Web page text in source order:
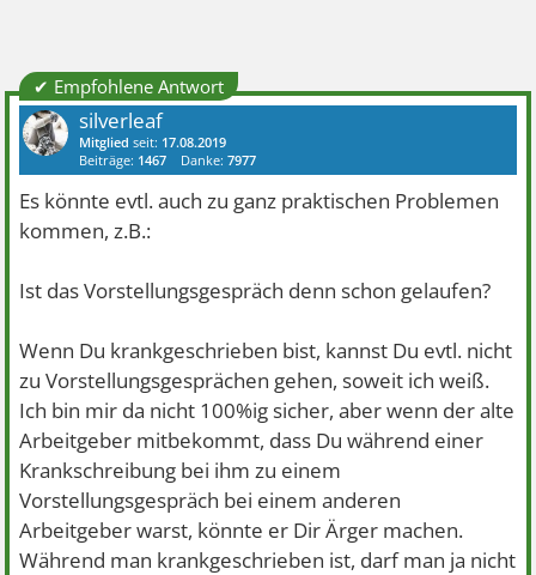
✔ Empfohlene Antwort
silverleaf
Mitglied seit: 17.08.2019
Beiträge: 1467 Danke:7977
Es könnte evtl. auch zu ganz praktischen Problemen
kommen, z.B.:
Ist das Vorstellungsgespräch denn schon gelaufen?
Wenn Du krankgeschrieben bist, kannst Du evtl. nicht
zu Vorstellungsgesprächen gehen, soweit ich weiß.
Ich bin mir da nicht 100%ig sicher, aber wenn der alte
Arbeitgeber mitbekommt, dass Du während einer
Krankschreibung bei ihm zu einem
Vorstellungsgespräch bei einem anderen
Arbeitgeber warst, könnte er Dir Ärger machen.
Während man krankgeschrieben ist, darf man ja nicht